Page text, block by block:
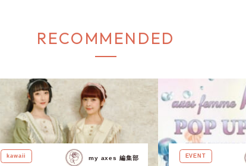
RECOMMENDED
kawaii my axes 編集部 EVENT